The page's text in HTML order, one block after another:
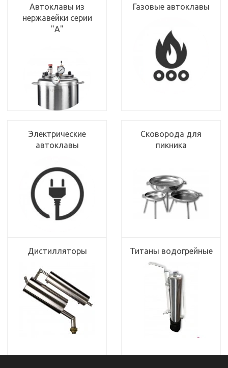
Автоклавы из
нержавейки серии
"А"
Газовые автоклавы
Электрические
автоклавы
Сковорода для
пикника
Дистилляторы Титаны водогрейные